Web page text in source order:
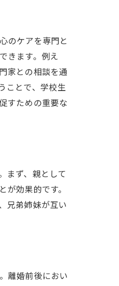
のケアを専門と
きます。例え
家との相談を通
ことで、学校生
すための重要な
まず、親として
効果的です。
兄弟姉妹が互い
離婚前後におい